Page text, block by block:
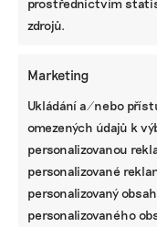
zdrojů.
Marketing
Ukládání a/nebo
omezených údajů k
personalizovanou
personalizované
personalizovaný
personalizovaného
NEJNOVĚJŠÍ PODCAST